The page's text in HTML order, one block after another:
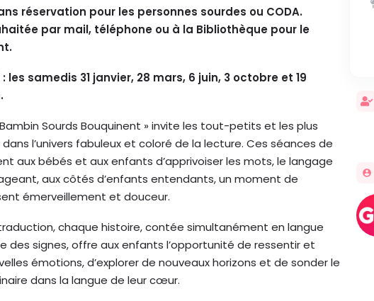
réservation pour les personnes sourdes ou CODA.
par mail, téléphone ou à la Bibliothèque pour le
les samedis 31 janvier, 28 mars, 6 juin, 3 octobre et 19
Sourds Bouquinent » invite les tout-petits et les plus
l’univers fabuleux et coloré de la lecture. Ces séances de
aux bébés et aux enfants d’apprivoiser les mots, le langage
aux côtés d’enfants entendants, un moment de
émerveillement et douceur.
traduction, chaque histoire, contée simultanément en langue
des signes, offre aux enfants l’opportunité de ressentir et
émotions, d’explorer de nouveaux horizons et de sonder le
dans la langue de leur cœur.